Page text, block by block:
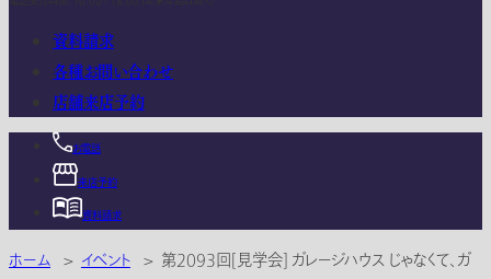
資料請求
各種お問い合わせ
店舗来店予約
お電話
来店予約
資料請求
ホーム > イベント > 第2093回[見学会] ガレージハウス じゃなくて、ガ